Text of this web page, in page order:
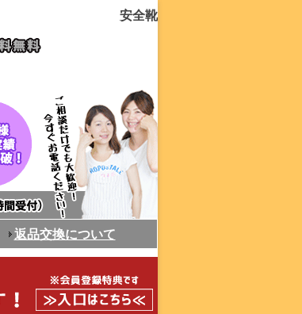
安全靴
返品交換について